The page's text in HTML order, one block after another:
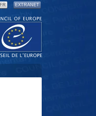
FR EXTRANET